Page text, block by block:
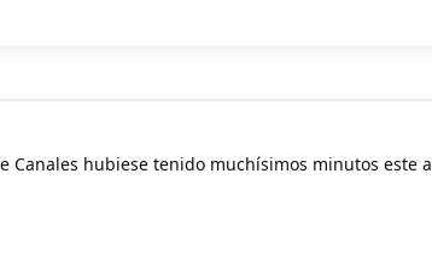
Canales hubiese tenido muchísimos minutos este